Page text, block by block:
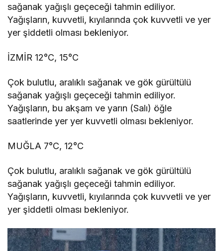
sağanak yağışlı geçeceği tahmin ediliyor.
Yağışların, kuvvetli, kıyılarında çok kuvvetli ve yer
yer şiddetli olması bekleniyor.
İZMİR 12°C, 15°C
Çok bulutlu, aralıklı sağanak ve gök gürültülü
sağanak yağışlı geçeceği tahmin ediliyor.
Yağışların, bu akşam ve yarın (Salı) öğle
saatlerinde yer yer kuvvetli olması bekleniyor.
MUĞLA 7°C, 12°C
Çok bulutlu, aralıklı sağanak ve gök gürültülü
sağanak yağışlı geçeceği tahmin ediliyor.
Yağışların, kuvvetli, kıyılarında çok kuvvetli ve yer
yer şiddetli olması bekleniyor.